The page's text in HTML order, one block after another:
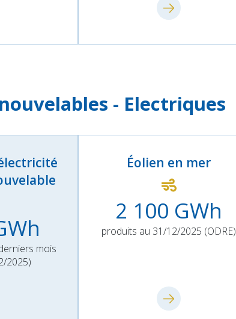
- Electriques
mois
2025)
Éolien en mer
2 100 GWh
produits au 31/12/2025 (ODRE)